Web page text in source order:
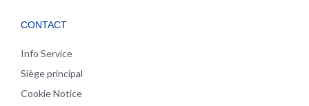
CONTACT
Info Service
Siège principal
Cookie Notice